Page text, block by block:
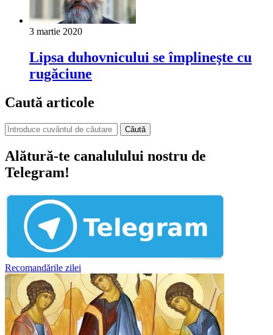
3 martie 2020
Lipsa duhovnicului se împlineşte cu
rugăciune
Caută articole
Căută
Alătură-te canalulului nostru de
Telegram!
Recomandările zilei